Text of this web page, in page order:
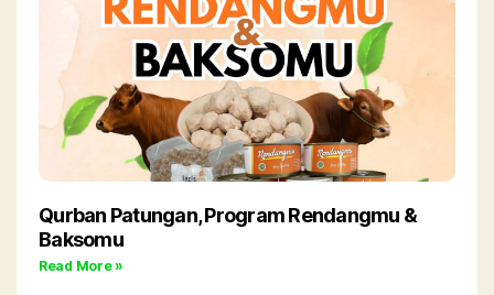
Qurban Patungan, Program Rendangmu &
Baksomu
Read More »